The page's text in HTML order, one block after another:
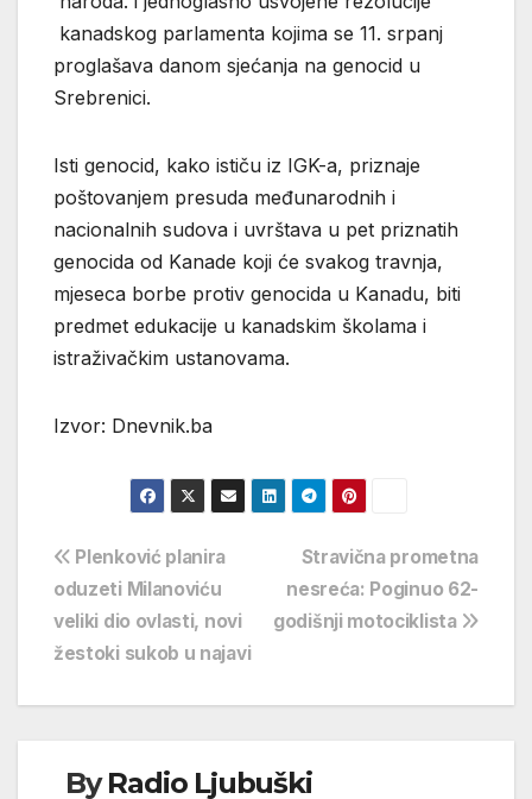
kanadskog parlamenta kojima se 11. srpanj
proglašava danom sjećanja na genocid u
Srebrenici.
Isti genocid, kako ističu iz IGK-a, priznaje
poštovanjem presuda međunarodnih i
nacionalnih sudova i uvrštava u pet priznatih
genocida od Kanade koji će svakog travnja,
mjeseca borbe protiv genocida u Kanadu, biti
predmet edukacije u kanadskim školama i
istraživačkim ustanovama.
Izvor: Dnevnik.ba
Navigacija
objava
Stravična prometna
nesreća: Poginuo 62-
godišnji motociklista
Plenković planira
oduzeti Milanoviću
veliki dio ovlasti, novi
žestoki sukob u najavi
ByRadio Ljubuški